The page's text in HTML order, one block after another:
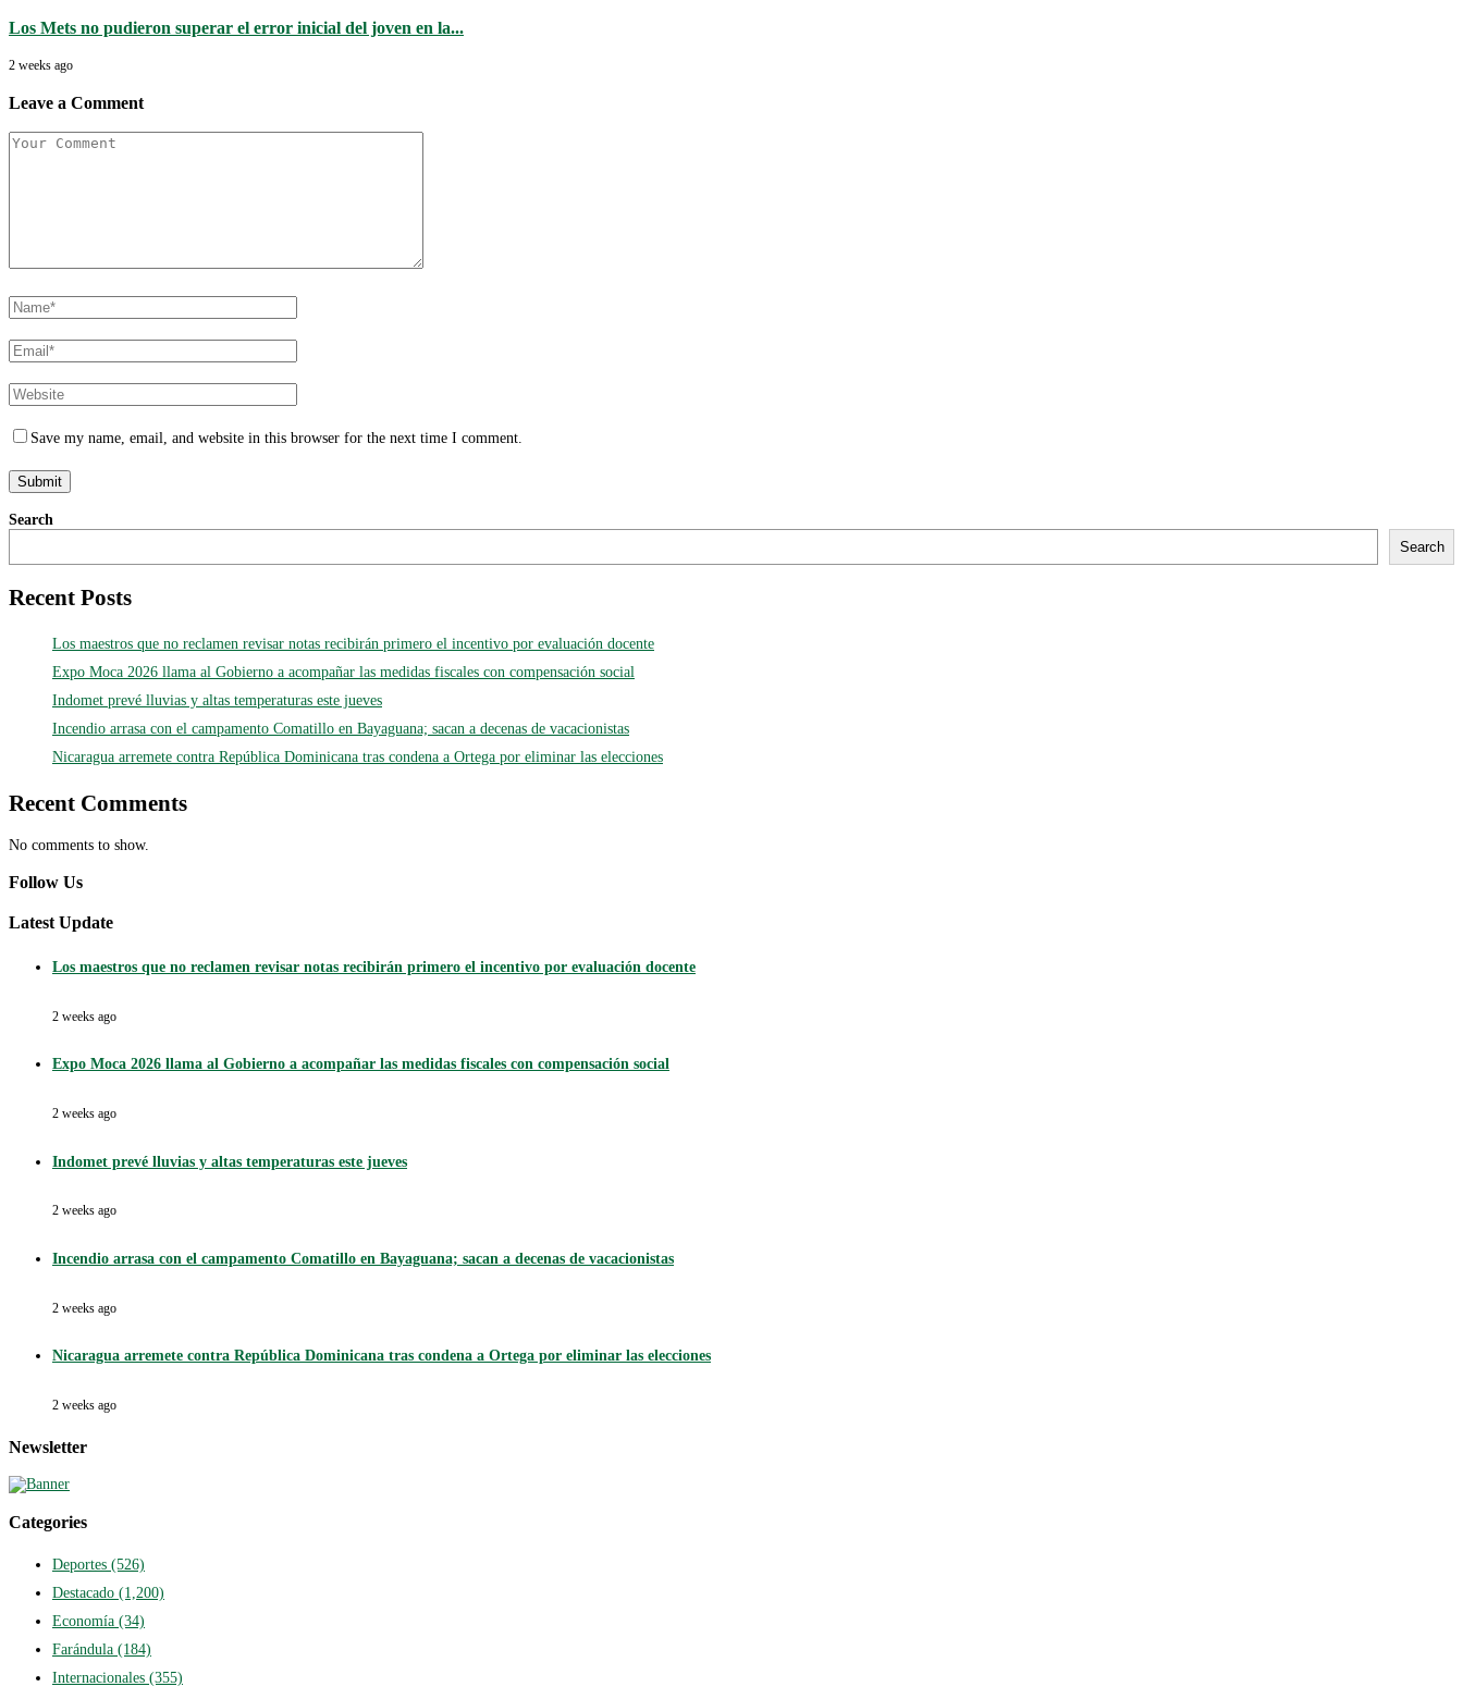
Los Mets no pudieron superar el error inicial del joven en la...
2 weeks ago
Leave a Comment
Save my name, email, and website in this browser for the next time I comment.
Search
Search
Recent Posts
Los maestros que no reclamen revisar notas recibirán primero el incentivo por evaluación docente
Expo Moca 2026 llama al Gobierno a acompañar las medidas fiscales con compensación social
Indomet prevé lluvias y altas temperaturas este jueves
Incendio arrasa con el campamento Comatillo en Bayaguana; sacan a decenas de vacacionistas
Nicaragua arremete contra República Dominicana tras condena a Ortega por eliminar las elecciones
Recent Comments
No comments to show.
Follow Us
Latest Update
Los maestros que no reclamen revisar notas recibirán primero el incentivo por evaluación docente
2 weeks ago
Expo Moca 2026 llama al Gobierno a acompañar las medidas fiscales con compensación social
2 weeks ago
Indomet prevé lluvias y altas temperaturas este jueves
2 weeks ago
Incendio arrasa con el campamento Comatillo en Bayaguana; sacan a decenas de vacacionistas
2 weeks ago
Nicaragua arremete contra República Dominicana tras condena a Ortega por eliminar las elecciones
2 weeks ago
Newsletter
Categories
Deportes (526)
Destacado (1,200)
Economía (34)
Farándula (184)
Internacionales (355)